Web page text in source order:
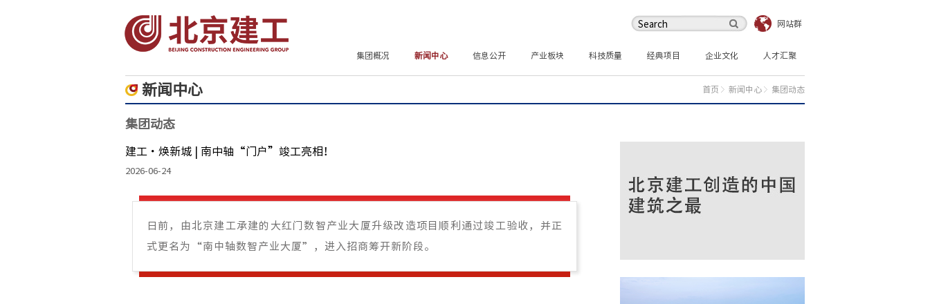
网站群
集团概况 新闻中心 信息公开 产业板块 科技质量 经典项目 企业文化 人才汇聚
新闻中心 首页 新闻中心 集团动态
集团动态
建工・焕新城 | 南中轴“门户”竣工亮相！
2026-06-24
日前，由北京建工承建的大红门数智产业大厦升级改造项目顺利通过竣工验收，并正
式更名为“南中轴数智产业大厦”，进入招商筹开新阶段。